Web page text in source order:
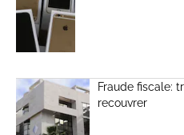
Fraude fiscale:
recouvrer